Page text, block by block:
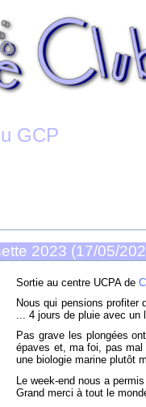
GCP
2023 (17/05/
Sortie au centre UCPA de
Nous qui pensions profiter
... 4 jours de pluie avec un
Pas grave les plongées
épaves et, ma foi, pas
une biologie marine plutôt
Le week-end nous a
Grand merci à tout le